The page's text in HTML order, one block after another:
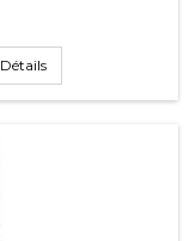
Détails